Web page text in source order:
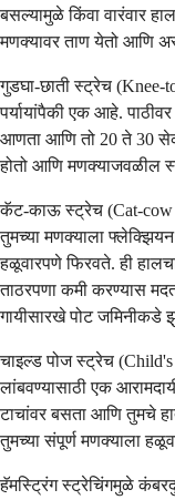
बसल्यामुळे किंवा वारंवार
मणक्यावर ताण येतो आणि
गुडघा-छाती स्ट्रेच (Knee-
पर्यायांपैकी एक आहे.
आणता आणि तो 20 ते 30
होतो आणि मणक्याजवळील
कॅट-काऊ स्ट्रेच (Cat-cow
तुमच्या मणक्याला
हळूवारपणे फिरवते. ही
ताठरपणा कमी करण्यास
गायीसारखे पोट जमिनीकडे
चाइल्ड पोज स्ट्रेच (Child's
लांबवण्यासाठी एक
टाचांवर बसता आणि तुमचे
तुमच्या संपूर्ण मणक्याला
हॅमस्ट्रिंग स्ट्रेचिंगमुळे